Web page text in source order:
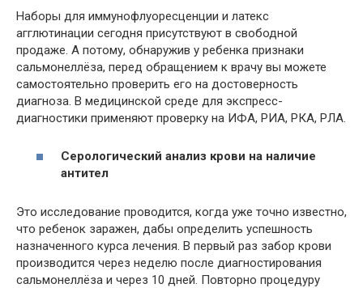
Наборы для иммунофлуоресценции и латекс
агглютинации сегодня присутствуют в свободной
продаже. А потому, обнаружив у ребенка признаки
сальмонеллёза, перед обращением к врачу вы можете
самостоятельно проверить его на достоверность
диагноза. В медицинской среде для экспресс-
диагностики применяют проверку на ИФА, РИА, РКА, РЛА.
Серологический анализ крови на наличие
антител
Это исследование проводится, когда уже точно известно,
что ребенок заражен, дабы определить успешность
назначенного курса лечения. В первый раз забор крови
производится через неделю после диагностирования
сальмонеллёза и через 10 дней. Повторно процедуру